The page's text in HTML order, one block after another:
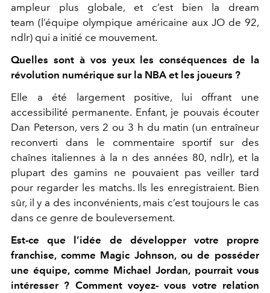
ampleur plus globale, et c’est bien la dream
team (l’équipe olympique américaine aux JO de 92,
ndlr) qui a initié ce mouvement.
Quelles sont à vos yeux les conséquences de la
révolution numérique sur la NBA et les joueurs ?
Elle a été largement positive, lui offrant une
accessibilité permanente. Enfant, je pouvais écouter
Dan Peterson, vers 2 ou 3 h du matin (un entraîneur
reconverti dans le commentaire sportif sur des
chaînes italiennes à la n des années 80, ndlr), et la
plupart des gamins ne pouvaient pas veiller tard
pour regarder les matchs. Ils les enregistraient. Bien
sûr, il y a des inconvénients, mais c’est toujours le cas
dans ce genre de bouleversement.
Est-ce que l’idée de développer votre propre
franchise, comme Magic Johnson, ou de posséder
une équipe, comme Michael Jordan, pourrait vous
intéresser ? Comment voyez- vous votre relation